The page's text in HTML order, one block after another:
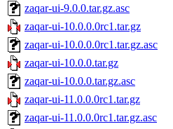
zaqar-ui-9.0.0.tar.gz.asc
zaqar-ui-10.0.0.0rc1.tar.gz
zaqar-ui-10.0.0.0rc1.tar.gz.asc
zaqar-ui-10.0.0.tar.gz
zaqar-ui-10.0.0.tar.gz.asc
zaqar-ui-11.0.0.0rc1.tar.gz
zaqar-ui-11.0.0.0rc1.tar.gz.asc